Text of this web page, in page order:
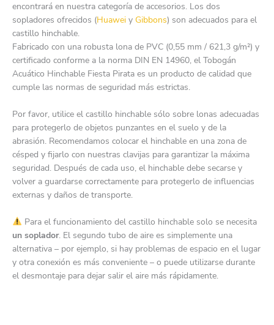
encontrará en nuestra categoría de accesorios. Los dos
sopladores ofrecidos (Huawei y Gibbons) son adecuados para el
castillo hinchable.
Fabricado con una robusta lona de PVC (0,55 mm / 621,3 g/m²) y
certificado conforme a la norma DIN EN 14960, el Tobogán
Acuático Hinchable Fiesta Pirata es un producto de calidad que
cumple las normas de seguridad más estrictas.
Por favor, utilice el castillo hinchable sólo sobre lonas adecuadas
para protegerlo de objetos punzantes en el suelo y de la
abrasión. Recomendamos colocar el hinchable en una zona de
césped y fijarlo con nuestras clavijas para garantizar la máxima
seguridad. Después de cada uso, el hinchable debe secarse y
volver a guardarse correctamente para protegerlo de influencias
externas y daños de transporte.
Para el funcionamiento del castillo hinchable solo se necesita
un soplador. El segundo tubo de aire es simplemente una
alternativa – por ejemplo, si hay problemas de espacio en el lugar
y otra conexión es más conveniente – o puede utilizarse durante
el desmontaje para dejar salir el aire más rápidamente.